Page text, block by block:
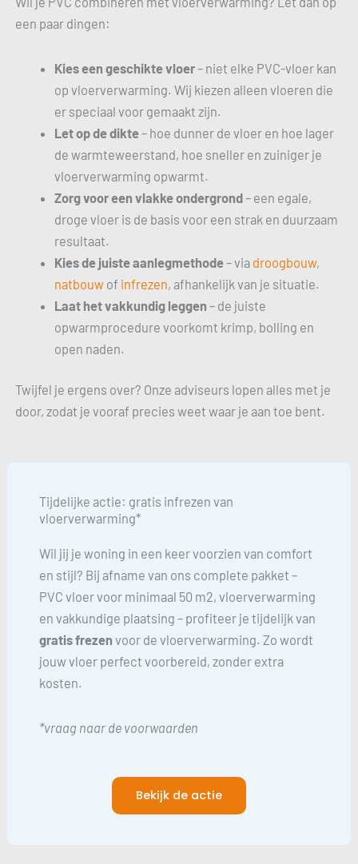
een paar dingen:
Kies een geschikte vloer– niet elke PVC-vloer kan
op vloerverwarming. Wij kiezen alleen vloeren die
er speciaal voor gemaakt zijn.
Let op de dikte– hoe dunner de vloer en hoe lager
de warmteweerstand, hoe sneller en zuiniger je
vloerverwarming opwarmt.
Zorg voor een vlakke ondergrond– een egale,
droge vloer is de basis voor een strak en duurzaam
resultaat.
Kies de juiste aanlegmethode– via droogbouw,
natbouw of infrezen, afhankelijk van je situatie.
Laat het vakkundig leggen – de juiste
opwarmprocedure voorkomt krimp, bolling en
open naden.
Twijfel je ergens over? Onze adviseurs lopen alles met je
door, zodat je vooraf precies weet waar je aan toe bent.
Tijdelijke actie: gratis infrezen van
vloerverwarming*
Wil jij je woning in een keer voorzien van comfort
en stijl? Bij afname van ons complete pakket –
PVC vloer voor minimaal 50 m2, vloerverwarming
en vakkundige plaatsing – profiteer je tijdelijk van
gratis frezen voor de vloerverwarming. Zo wordt
jouw vloer perfect voorbereid, zonder extra
kosten.
*vraag naar de voorwaarden
Bekijk de actie